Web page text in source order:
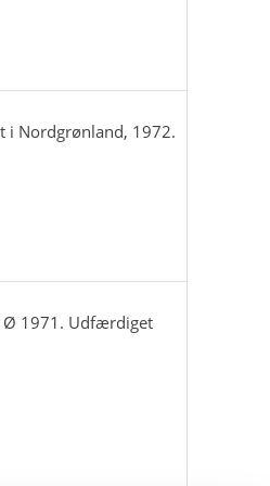
i Nordgrønland, 1972.
Ø 1971. Udfærdiget